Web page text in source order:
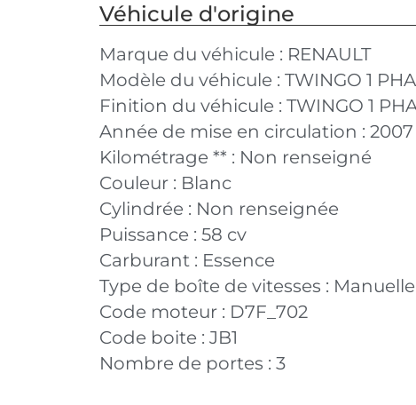
Véhicule d'origine
Marque du véhicule : RENAULT
Modèle du véhicule : TWINGO 1
Finition du véhicule : TWINGO 1
Année de mise en circulation : 2007
Kilométrage ** : Non renseigné
Couleur : Blanc
Cylindrée : Non renseignée
Puissance : 58 cv
Carburant : Essence
Type de boîte de vitesses : Manuelle
Code moteur : D7F_702
Code boite : JB1
Nombre de portes : 3